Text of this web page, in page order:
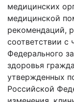
медицинских
медицинской
рекомендаций,
соответствии с
Федерального
здоровья
утвержденных
Российской